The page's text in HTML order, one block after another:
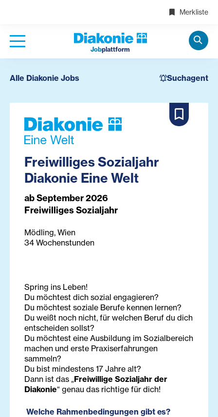
Merkliste
Jobplattform
Alle Diakonie Jobs Suchagent
Freiwilliges Sozialjahr
Diakonie Eine Welt
ab September 2026
Freiwilliges Sozialjahr
Mödling, Wien
34 Wochenstunden
Spring ins Leben!
Du möchtest dich sozial engagieren?
Du möchtest soziale Berufe kennen lernen?
Du weißt noch nicht, für welchen Beruf du dich
entscheiden sollst?
Du möchtest eine Ausbildung im Sozialbereich
machen und erste Praxiserfahrungen
sammeln?
Du bist mindestens 17 Jahre alt?
Dann ist das „Freiwillige Sozialjahr der
Diakonie“ genau das richtige für dich!
Welche Rahmenbedingungen gibt es?